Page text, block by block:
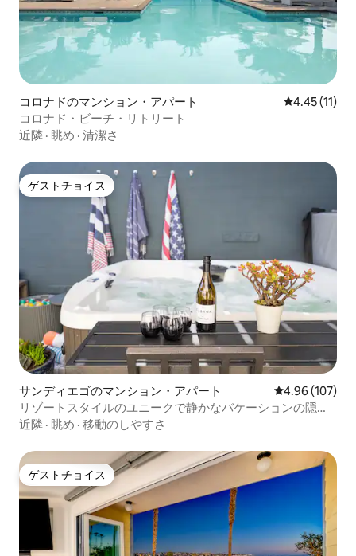
コロナドのマンション・アパート レビュー11
4.45 (11)
コロナド・ビーチ・リトリート
近隣 · 眺め · 清潔さ
ゲストチョイス
ゲストチョイス
サンディエゴのマンション・アパート レビュー107
4.96 (107)
リゾートスタイルのユニークで静かなバケーションの隠れ
家
近隣 · 眺め · 移動のしやすさ
ゲストチョイス
ゲストチョイス